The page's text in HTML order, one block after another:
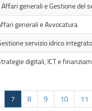
Affari generali e Gestione del
generali e Avvocatura
servizio idrico integrato
digitali, ICT e
7 8 9 10 11